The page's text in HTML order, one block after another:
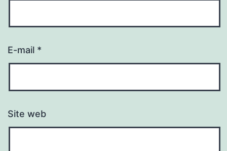
E-mail *
Site web